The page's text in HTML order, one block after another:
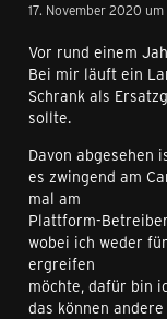
17. November 2020
Vor rund einem
Bei mir läuft ein
Schrank als
sollte.
Davon abgesehen
es zwingend am
mal am
Plattform-
wobei ich weder
ergreifen
möchte, dafür bin
das können